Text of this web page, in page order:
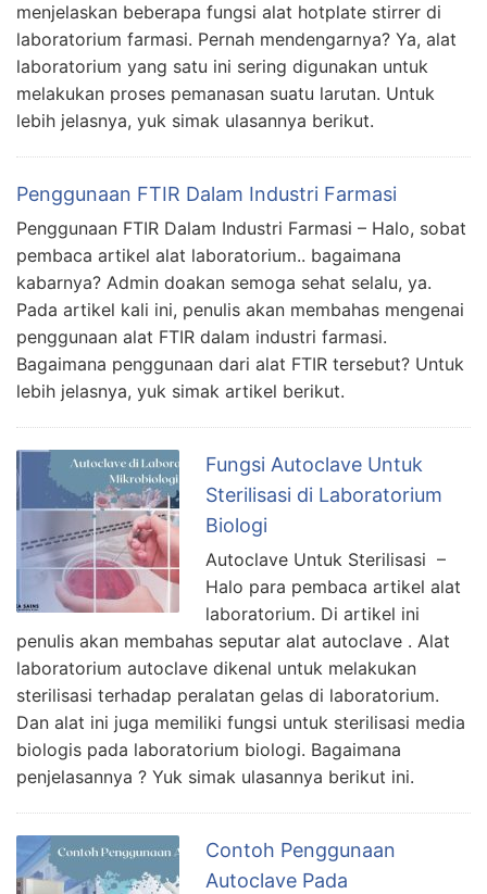
menjelaskan beberapa fungsi alat hotplate stirrer di
laboratorium farmasi. Pernah mendengarnya? Ya, alat
laboratorium yang satu ini sering digunakan untuk
melakukan proses pemanasan suatu larutan. Untuk
lebih jelasnya, yuk simak ulasannya berikut.
Penggunaan FTIR Dalam Industri Farmasi
Penggunaan FTIR Dalam Industri Farmasi – Halo, sobat
pembaca artikel alat laboratorium.. bagaimana
kabarnya? Admin doakan semoga sehat selalu, ya.
Pada artikel kali ini, penulis akan membahas mengenai
penggunaan alat FTIR dalam industri farmasi.
Bagaimana penggunaan dari alat FTIR tersebut? Untuk
lebih jelasnya, yuk simak artikel berikut.
Fungsi Autoclave Untuk
Sterilisasi di Laboratorium
Biologi
Autoclave Untuk Sterilisasi –
Halo para pembaca artikel alat
laboratorium. Di artikel ini
penulis akan membahas seputar alat autoclave . Alat
laboratorium autoclave dikenal untuk melakukan
sterilisasi terhadap peralatan gelas di laboratorium.
Dan alat ini juga memiliki fungsi untuk sterilisasi media
biologis pada laboratorium biologi. Bagaimana
penjelasannya ? Yuk simak ulasannya berikut ini.
Contoh Penggunaan
Autoclave Pada